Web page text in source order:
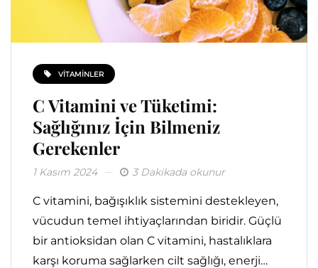
VITAMINLER
C Vitamini ve Tüketimi:
Sağlığınız İçin Bilmeniz
Gerekenler
1 Kasım 2024 3 Dakikada okunur
C vitamini, bağışıklık sistemini destekleyen,
vücudun temel ihtiyaçlarından biridir. Güçlü
bir antioksidan olan C vitamini, hastalıklara
karşı koruma sağlarken cilt sağlığı, enerji…